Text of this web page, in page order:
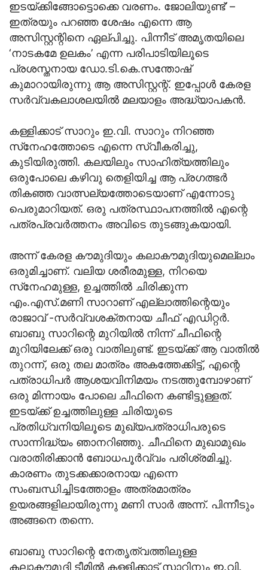
ഇടയ്ക്കിങ്ങോട്ടൊക്കെ വരണം. ജോലിയുണ്ട്’ –
ഇത്രയും പറഞ്ഞ ശേഷം എന്നെ ആ
അസിസ്റ്റന്റിനെ ഏല്പിച്ചു. പിന്നീട് അമൃതയിലെ
‘നാടകമേ ഉലകം’ എന്ന പരിപാടിയിലൂടെ
പ്രശസ്തനായ ഡോ.ടി.കെ.സന്തോഷ്
കുമാറായിരുന്നു ആ അസിസ്റ്റന്റ്. ഇപ്പോള്‍ കേരള
സര്‍വ്വകലാശലയില്‍ മലയാളം അദ്ധ്യാപകന്‍.
കള്ളിക്കാട് സാറും ഇ.വി. സാറും നിറഞ്ഞ
സ്‌നേഹത്തോടെ എന്നെ സ്വീകരിച്ചു,
കുടിയിരുത്തി. കലയിലും സാഹിത്യത്തിലും
ഒരുപോലെ കഴിവു തെളിയിച്ച ആ പ്രഗത്ഭര്‍
തികഞ്ഞ വാത്സല്യത്തോടെയാണ് എന്നോടു
പെരുമാറിയത്. ഒരു പത്രസ്ഥാപനത്തില്‍ എന്റെ
പത്രപ്രവര്‍ത്തനം അവിടെ തുടങ്ങുകയായി.
അന്ന് കേരള കൗമുദിയും കലാകൗമുദിയുമെല്ലാം
ഒരുമിച്ചാണ്. വലിയ ശരീരമുള്ള, നിറയെ
സ്‌നേഹമുള്ള, ഉച്ചത്തില്‍ ചിരിക്കുന്ന
എം.എസ്.മണി സാറാണ് എല്ലാത്തിന്റെയും
രാജാവ് -സര്‍വ്വശക്തനായ ചീഫ് എഡിറ്റര്‍.
ബാബു സാറിന്റെ മുറിയില്‍ നിന്ന് ചീഫിന്റെ
മുറിയിലേക്ക് ഒരു വാതിലുണ്ട്. ഇടയ്ക്ക് ആ വാതില്‍
തുറന്ന്, ഒരു തല മാത്രം അകത്തേക്കിട്ട്, എന്റെ
പത്രാധിപര്‍ ആശയവിനിമയം നടത്തുമ്പോഴാണ്
ഒരു മിന്നായം പോലെ ചീഫിനെ കണ്ടിട്ടുള്ളത്.
ഇടയ്ക്ക് ഉച്ചത്തിലുള്ള ചിരിയുടെ
പ്രതിധ്വനിയിലൂടെ മുഖ്യപത്രാധിപരുടെ
സാന്നിദ്ധ്യം ഞാനറിഞ്ഞു. ചീഫിനെ മുഖാമുഖം
വരാതിരിക്കാന്‍ ബോധപൂര്‍വ്വം പരിശ്രമിച്ചു.
കാരണം തുടക്കക്കാരനായ എന്നെ
സംബന്ധിച്ചിടത്തോളം അത്രമാത്രം
ഉയരങ്ങളിലായിരുന്നു മണി സാര്‍ അന്ന്. പിന്നീടും
അങ്ങനെ തന്നെ.
ബാബു സാറിന്റെ നേതൃത്വത്തിലുള്ള
കലാകൗമുദി ടീമില്‍ കള്ളിക്കാട് സാറിനും ഇ.വി.